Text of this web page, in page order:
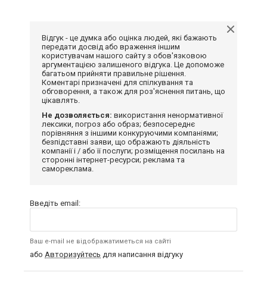
Відгук - це думка або оцінка людей, які бажають
передати досвід або враження іншим
користувачам нашого сайту з обов'язковою
аргументацією залишеного відгука. Це допоможе
багатьом прийняти правильне рішення.
Коментарі призначені для спілкування та
обговорення, а також для роз'яснення питань, що
цікавлять.
Не дозволяється: використання ненормативної
лексики, погроз або образ; безпосереднє
порівняння з іншими конкуруючими компаніями;
безпідставні заяви, що ображають діяльність
компанії і / або її послуги; розміщення посилань на
сторонні інтернет-ресурси; реклама та
самореклама.
Введіть email:
Ваш e-mail не відображатиметься на сайті
або Авторизуйтесь для написання відгуку